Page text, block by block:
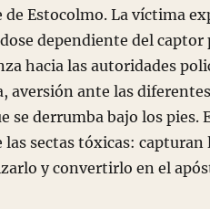
de Estocolmo. La víctima
dependiente del captor
hacia las autoridades
aversión ante las
se derrumba bajo los pies.
las sectas tóxicas:
y convertirlo en el